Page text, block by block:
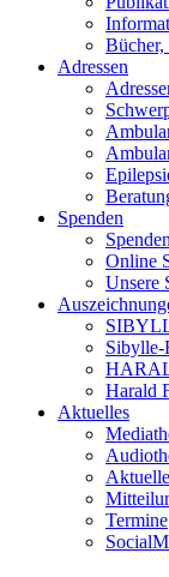
Adressen
Spenden
Online
Unsere
Sibylle-
Harald
Aktuelles
Termine